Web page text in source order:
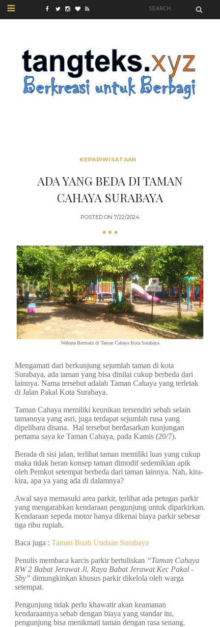
KEPARIWISATAAN
ADA YANG BEDA DI TAMAN
CAHAYA SURABAYA
POSTED ON 7/22/2024
Wahana Bermain di Taman Cahaya Kota Surabaya
Mengamati dari berkunjung sejumlah taman di kota
Surabaya, ada taman yang bisa dinilai cukup berbeda dari
lainnya. Nama tersebut adalah Taman Cahaya yang terletak
di Jalan Pakal Kota Surabaya.
Taman Cahaya memiliki keunikan tersendiri sebab selain
tamannya yang asri, juga terdapat sejumlah rusa yang
dipelihara disana. Hal tersebut berdasarkan kunjungan
pertama saya ke Taman Cahaya, pada Kamis (20/7).
Berada di sisi jalan, terlihat taman memiliki luas yang cukup
maka tidak heran konsep taman dimodif sedemikian apik
oleh Pemkot setempat berbeda dari taman lainnya. Nah, kira-
kira, apa ya yang ada di dalamnya?
Awal saya memasuki area parkir, terlihat ada petugas parkir
yang mengarahkan kendaraan pengunjung untuk diparkirkan.
Kendaraan sepeda motor hanya dikenai biaya parkir sebesar
tiga ribu rupiah.
Baca juga : Taman Buah Undaan Surabaya
Penulis membaca karcis parkir bertuliskan “Taman Cahaya
RW 2 Babat Jerawat Jl. Raya Babat Jerawat Kec Pakal -
Sby” dimungkinkan khusus parkir dikelola oleh warga
setempat.
Pengunjung tidak perlu khawatir akan keamanan
kendaraannya sebab dengan biaya yang standar itu,
pengunjung bisa menikmati taman dengan rasa senang.